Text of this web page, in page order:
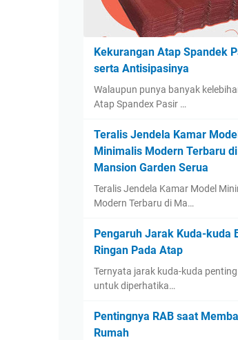
Kekurangan Atap Spandek
serta Antisipasinya
Walaupun punya banyak
Atap Spandex Pasir …
Teralis Jendela Kamar
Minimalis Modern Terbaru di
Mansion Garden Serua
Teralis Jendela Kamar Model
Modern Terbaru di Ma…
Pengaruh Jarak Kuda-kuda
Ringan Pada Atap
Ternyata jarak kuda-kuda
untuk diperhatika…
Pentingnya RAB saat
Rumah